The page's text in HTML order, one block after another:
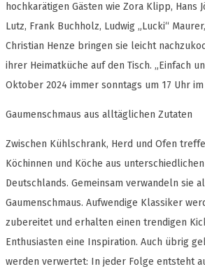
hochkarätigen Gästen wie Zora Klipp, Hans
Lutz, Frank Buchholz, Ludwig „Lucki“
Christian Henze bringen sie leicht
ihrer Heimatküche auf den Tisch. „Einfach
Oktober 2024 immer sonntags um 17 Uhr im
Gaumenschmaus aus alltäglichen Zutaten
Zwischen Kühlschrank, Herd und Ofen
Köchinnen und Köche aus
Deutschlands. Gemeinsam verwandeln sie
Gaumenschmaus. Aufwendige Klassiker
zubereitet und erhalten einen trendigen
Enthusiasten eine Inspiration. Auch übrig
werden verwertet: In jeder Folge entsteht